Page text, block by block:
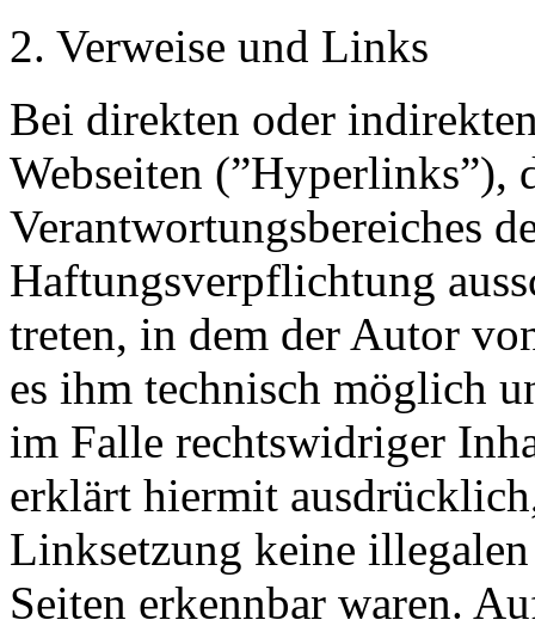
2. Verweise und Links
Bei direkten oder
Webseiten (”Hyperlinks”),
Verantwortungsbereiches
Haftungsverpflichtung
treten, in dem der Autor
es ihm technisch möglich
im Falle rechtswidriger
erklärt hiermit
Linksetzung keine
Seiten erkennbar waren.